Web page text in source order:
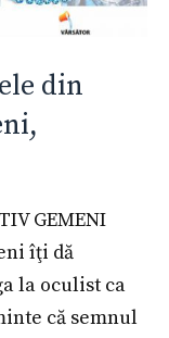
din
GEMENI
îţi dă
la oculist ca
că semnul